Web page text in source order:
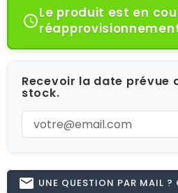
Le produit est en
Recevoir la date prévue
stock.
email UNE QUESTION PAR MAIL ?